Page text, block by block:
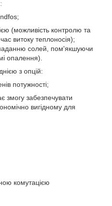
(можливість контролю та
витоку теплоносія);
солей, пом'якшуючи
опалення).
з опцій:
потужності;
змогу забезпечувати
вигідному для
комутацією